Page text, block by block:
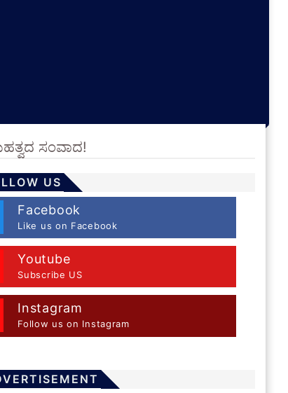
ಸಂವಾದ!
US
Facebook
Like us on Facebook
Youtube
Subscribe US
Instagram
Follow us on Instagram